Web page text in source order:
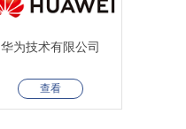
华为技术有限公司
查看